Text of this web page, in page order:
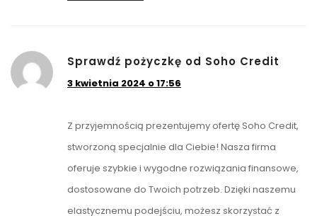
Sprawdź pożyczkę od Soho Credit
3 kwietnia 2024 o 17:56
Z przyjemnością prezentujemy ofertę Soho Credit,
stworzoną specjalnie dla Ciebie! Nasza firma
oferuje szybkie i wygodne rozwiązania finansowe,
dostosowane do Twoich potrzeb. Dzięki naszemu
elastycznemu podejściu, możesz skorzystać z